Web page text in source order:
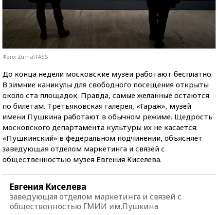
Фото: Zuma\TASS
До конца недели московские музеи работают бесплатно.
В зимние каникулы для свободного посещения открыты
около ста площадок. Правда, самые желанные остаются
по билетам. Третьяковская галерея, «Гараж», музей
имени Пушкина работают в обычном режиме. Щедрость
московского департамента культуры их не касается:
«Пушкинский» в федеральном подчинении, объясняет
заведующая отделом маркетинга и связей с
общественностью музея Евгения Киселева.
Евгения Киселева
заведующая отделом маркетинга и связей с
общественностью ГМИИ им.Пушкина